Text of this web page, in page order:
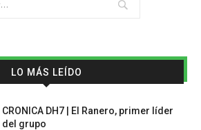
LO MÁS LEÍDO
CRONICA DH7 | El Ranero, primer líder
del grupo